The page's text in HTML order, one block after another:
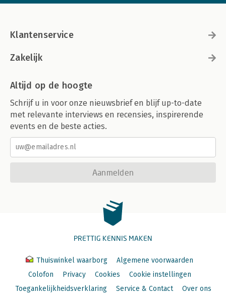
Klantenservice
Zakelijk
Altijd op de hoogte
Schrijf u in voor onze nieuwsbrief en blijf up-to-date
met relevante interviews en recensies, inspirerende
events en de beste acties.
Aanmelden
PRETTIG KENNIS MAKEN
Thuiswinkel waarborg
Algemene voorwaarden
Colofon
Privacy Cookies
Cookie instellingen
Toegankelijkheidsverklaring
Service & Contact Over ons